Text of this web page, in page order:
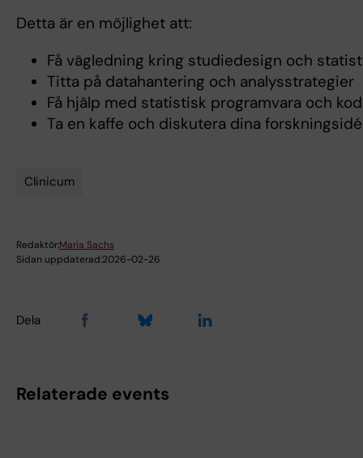
Detta är en möjlighet att:
Få vägledning kring studiedesign och
Titta på datahantering och analysstrategier
Få hjälp med statistisk programvara och
Ta en kaffe och diskutera dina
Clinicum
Redaktör:Maria Sachs
Sidan uppdaterad:2026-02-26
Dela
Relaterade events